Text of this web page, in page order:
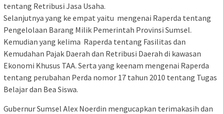
tentang Retribusi Jasa Usaha.
Selanjutnya yang ke empat yaitu mengenai Raperda tentang
Pengelolaan Barang Milik Pemerintah Provinsi Sumsel.
Kemudian yang kelima Raperda tentang Fasilitas dan
Kemudahan Pajak Daerah dan Retribusi Daerah di kawasan
Ekonomi Khusus TAA. Serta yang keenam mengenai Raperda
tentang perubahan Perda nomor 17 tahun 2010 tentang Tugas
Belajar dan Bea Siswa.
Gubernur Sumsel Alex Noerdin mengucapkan terimakasih dan